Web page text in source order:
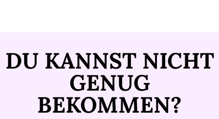
DU KANNST NICHT
GENUG
BEKOMMEN?